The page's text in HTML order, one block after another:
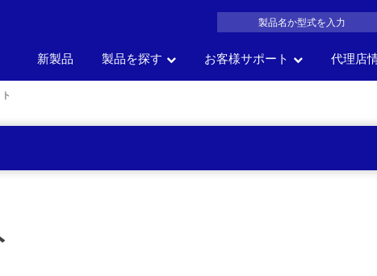
新製品 製品を探す
名 車の部位 車のサイズ 一覧から
お客様サポート 代理店